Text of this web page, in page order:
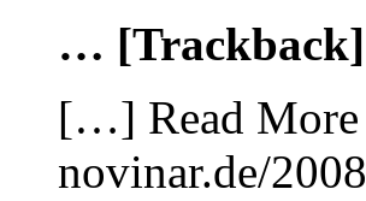
… [Trackback]
[…] Read More
novinar.de/